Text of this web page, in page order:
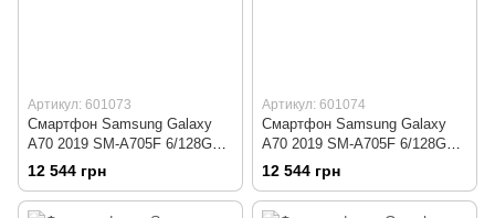
Артикул: 601073
Смартфон Samsung Galaxy
A70 2019 SM-A705F 6/128GB
Black
12 544 грн
Артикул: 601074
Смартфон Samsung Galaxy
A70 2019 SM-A705F 6/128GB
Blue
12 544 грн